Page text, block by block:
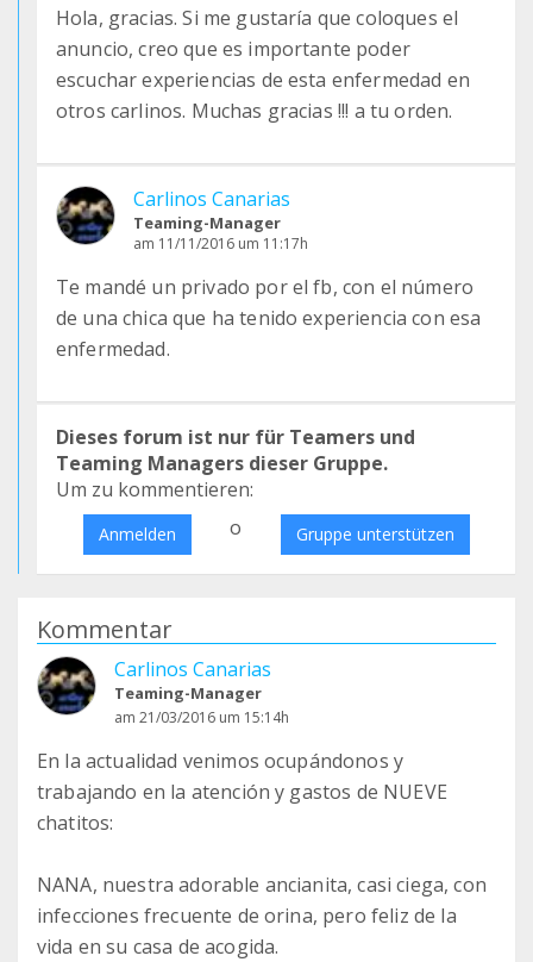
Hola, gracias. Si me gustaría que coloques el
anuncio, creo que es importante poder
escuchar experiencias de esta enfermedad en
otros carlinos. Muchas gracias !!! a tu orden.
Carlinos Canarias
Teaming-Manager
am 11/11/2016 um 11:17h
Te mandé un privado por el fb, con el número
de una chica que ha tenido experiencia con esa
enfermedad.
Dieses forum ist nur für Teamers und
Teaming Managers dieser Gruppe.
Um zu kommentieren:
Anmelden o Gruppe unterstützen
Kommentar
Carlinos Canarias
Teaming-Manager
am 21/03/2016 um 15:14h
En la actualidad venimos ocupándonos y
trabajando en la atención y gastos de NUEVE
chatitos:
NANA, nuestra adorable ancianita, casi ciega, con
infecciones frecuente de orina, pero feliz de la
vida en su casa de acogida.